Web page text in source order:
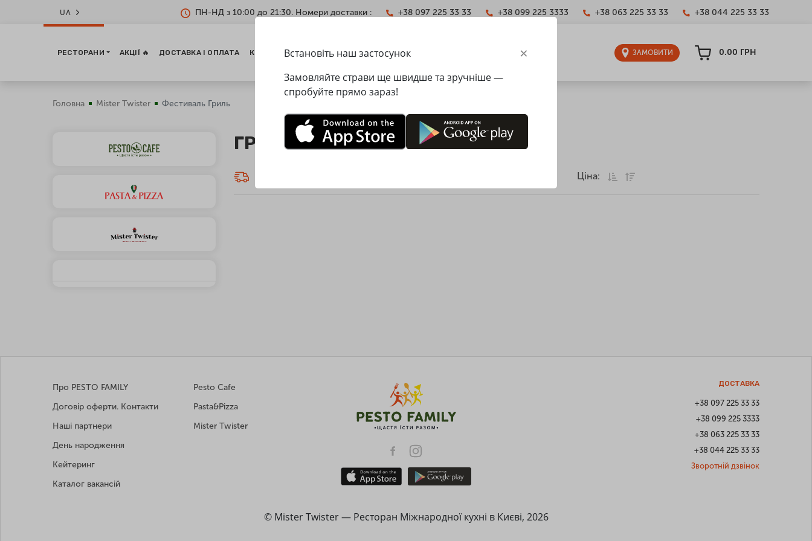
UA ПН-НД з 10:00 до 21:30. Номери доставки : +38 097 225 33 33 +38 099 225 3333 +38 063 225 33 33 +38 044 225 33 33
РЕСТОРАНИ АКЦІЇ 🔥 ДОСТАВКА І ОПЛАТА КОНТАКТИ ЗАМОВИТИ 0.00 ГРН
Головна Mister Twister Фестиваль Гриль
ГРИЛЬ МЕНЮ МISTER TWISTER
Ціна:
Про PESTO FAMILY
Договір оферти. Контакти
Наші партнери
День народження
Кейтеринг
Каталог вакансій
Pesto Cafe
Pasta&Pizza
Mister Twister
ДОСТАВКА
+38 097 225 33 33
+38 099 225 3333
+38 063 225 33 33
+38 044 225 33 33
Зворотній дзвінок
© Mister Twister — Ресторан Міжнародної кухні в Києві, 2026
Встановіть наш застосунок ×
Замовляйте страви ще швидше та зручніше —
спробуйте прямо зараз!